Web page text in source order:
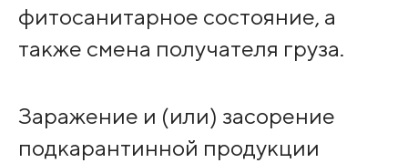
фитосанитарное состояние, а
также смена получателя груза.
Заражение и (или) засорение
подкарантинной продукции